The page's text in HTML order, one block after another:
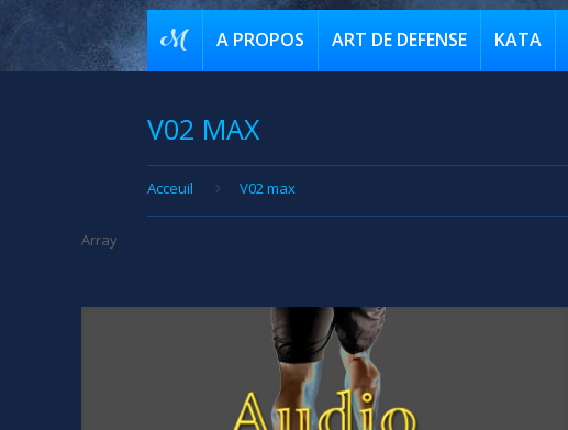
A PROPOS ART DE DEFENSE KATA
V02 MAX
Acceuil V02 max
Array